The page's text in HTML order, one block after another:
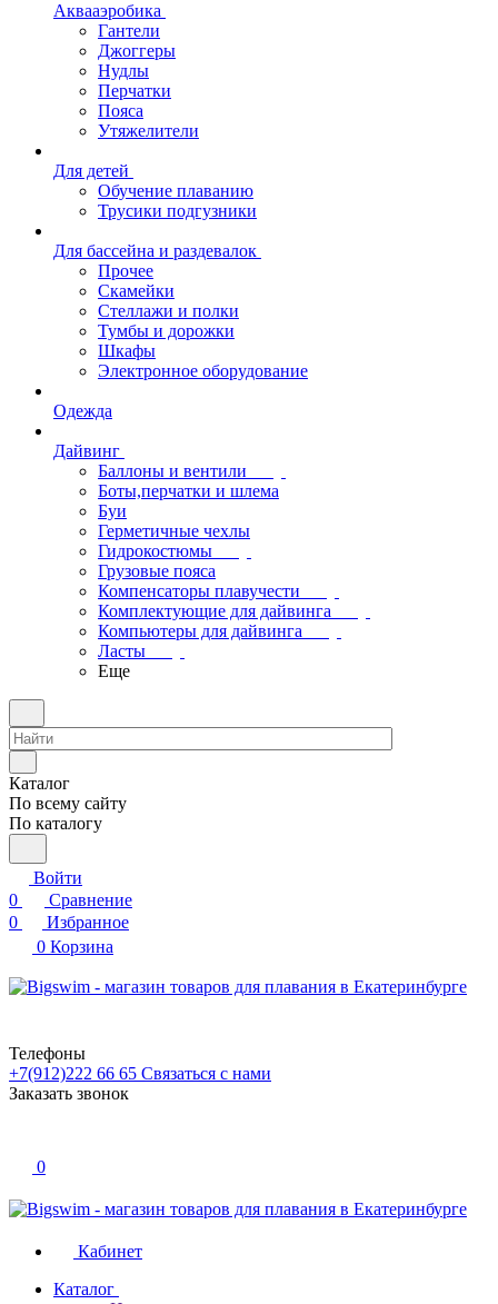
Аквааэробика
Гантели
Джоггеры
Нудлы
Перчатки
Пояса
Утяжелители
Для детей
Обучение плаванию
Трусики подгузники
Для бассейна и раздевалок
Прочее
Скамейки
Стеллажи и полки
Тумбы и дорожки
Шкафы
Электронное оборудование
Одежда
Дайвинг
Баллоны и вентили
Боты,перчатки и шлема
Буи
Герметичные чехлы
Гидрокостюмы
Грузовые пояса
Компенсаторы плавучести
Комплектующие для дайвинга
Компьютеры для дайвинга
Ласты
Еще
Каталог
По всему сайту
По каталогу
Войти
0
Сравнение
0
Избранное
0 Корзина
Телефоны
+7(912)222 66 65 Связаться с нами
Заказать звонок
0
Кабинет
Каталог